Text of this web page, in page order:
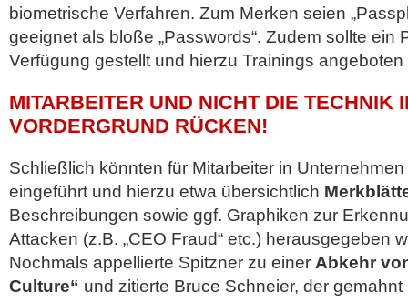
biometrische Verfahren. Zum Merken seien
geeignet als bloße „Passwords“. Zudem sollte ein
Verfügung gestellt und hierzu Trainings angeboten
MITARBEITER UND NICHT DIE TECHNIK
VORDERGRUND RÜCKEN!
Schließlich könnten für Mitarbeiter in
eingeführt und hierzu etwa übersichtlich
Beschreibungen sowie ggf. Graphiken zur
Attacken (z.B. „CEO Fraud“ etc.) herausgegeben
Nochmals appellierte Spitzner zu einer Abkehr
Culture“ und zitierte Bruce Schneier, der gemahnt